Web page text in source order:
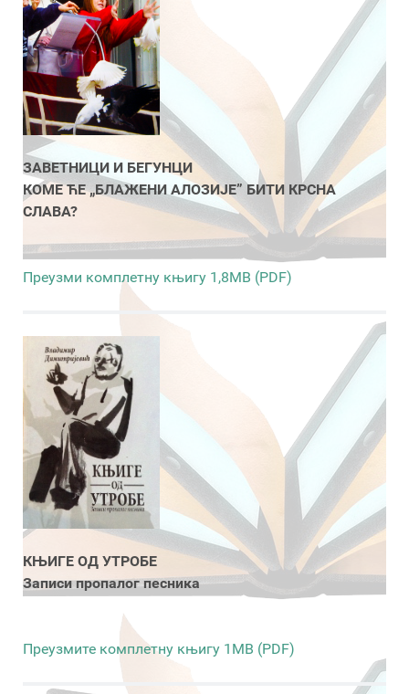
ЗАВЕТНИЦИ И БЕГУНЦИ
КОМЕ ЋЕ „БЛАЖЕНИ АЛОЗИЈЕ” БИТИ КРСНА
СЛАВА?
Преузми комплетну књигу 1,8MB (PDF)
КЊИГЕ ОД УТРОБЕ
Записи пропалог песника
Преузмите комплетну књигу 1MB (PDF)